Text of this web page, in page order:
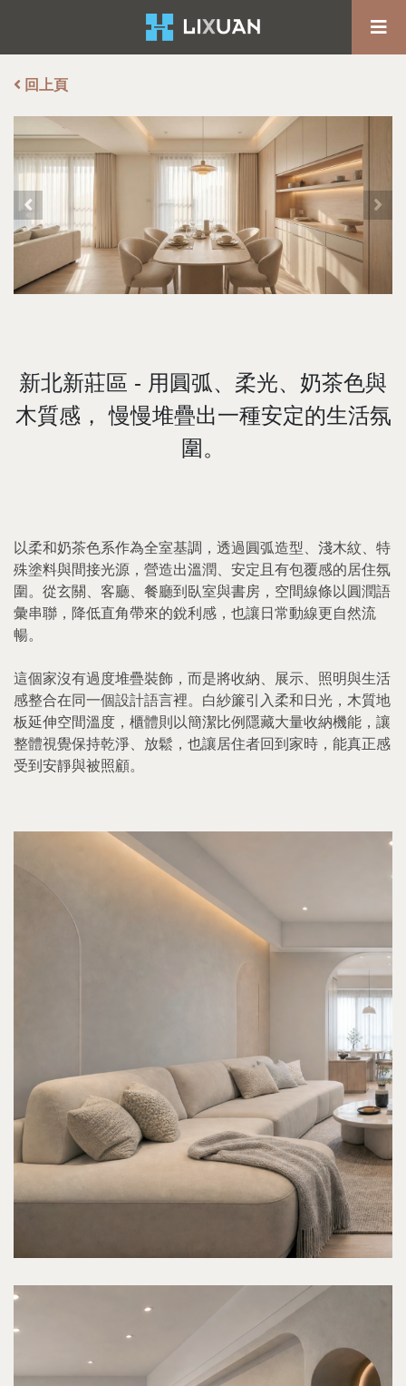
回上頁
新北新莊區 - 用圓弧、柔光、奶茶色與
木質感， 慢慢堆疊出一種安定的生活氛
圍。
以柔和奶茶色系作為全室基調，透過圓弧造型、淺木紋、特
殊塗料與間接光源，營造出溫潤、安定且有包覆感的居住氛
圍。從玄關、客廳、餐廳到臥室與書房，空間線條以圓潤語
彙串聯，降低直角帶來的銳利感，也讓日常動線更自然流
暢。
這個家沒有過度堆疊裝飾，而是將收納、展示、照明與生活
感整合在同一個設計語言裡。白紗簾引入柔和日光，木質地
板延伸空間溫度，櫃體則以簡潔比例隱藏大量收納機能，讓
整體視覺保持乾淨、放鬆，也讓居住者回到家時，能真正感
受到安靜與被照顧。